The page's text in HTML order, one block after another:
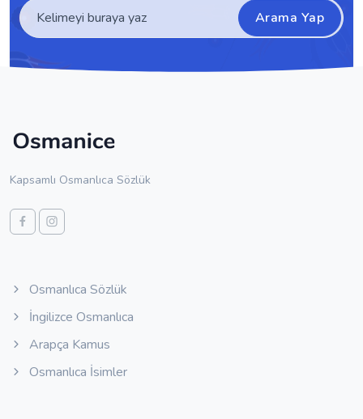
Arama Yap
Kapsamlı Osmanlıca Sözlük
Osmanlıca Sözlük
İngilizce Osmanlıca
Arapça Kamus
Osmanlıca İsimler